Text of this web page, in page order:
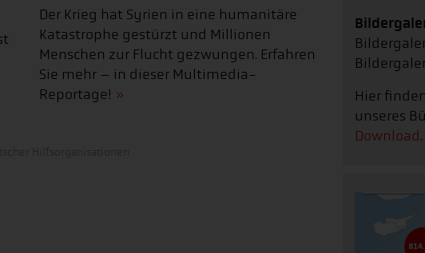
Der Krieg hat Syrien in eine humanitäre
Katastrophe gestürzt und Millionen
Menschen zur Flucht gezwungen. Erfahren
Sie mehr – in dieser Multimedia-
Reportage!
Hier
unseres
Download.